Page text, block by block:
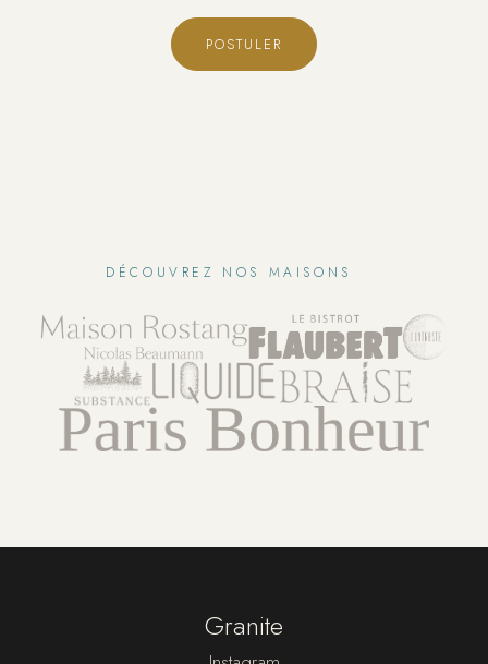
POSTULER
DÉCOUVREZ NOS MAISONS
Granite